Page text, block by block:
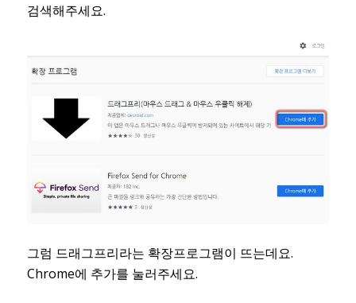
검색해주세요.
그럼 드래그프리라는 확장프로그램이 뜨는데요.
Chrome에 추가를 눌러주세요.